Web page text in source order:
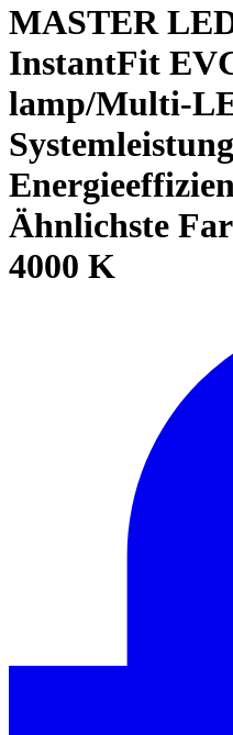
MASTER
InstantFit
lamp/Multi-
Ähnlichste
4000 K